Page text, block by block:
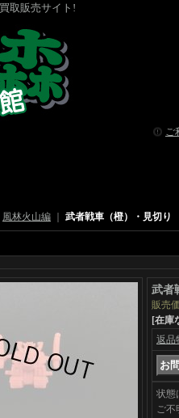
取販売サイト!
ご
風林火山編 武者戦車（橙）・見切り
武者
販売
[在庫
返品
状態
ご不